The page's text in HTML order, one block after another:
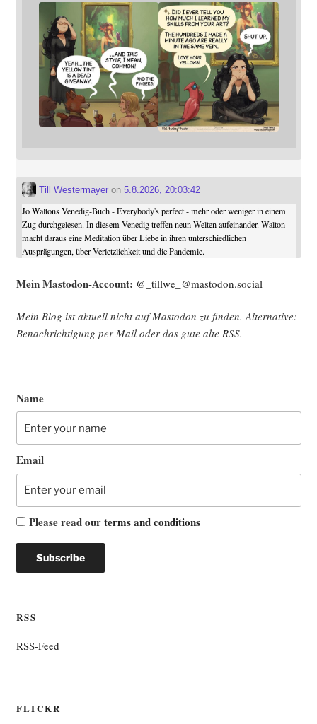
Till Westermayeron 5.8.2026, 20:03:42
Jo Waltons Venedig-Buch - Everybody's perfect - mehr oder weniger in einem
Zug durchgelesen. In diesem Venedig treffen neun Welten aufeinander. Walton
macht daraus eine Meditation über Liebe in ihren unterschiedlichen
Ausprägungen, über Verletzlichkeit und die Pandemie.
Mein Mast­o­don-Account: @_tillwe_@mastodon.social
Mein Blog ist aktu­ell nicht auf Mast­o­don zu fin­den. Alter­na­ti­ve:
Benach­rich­ti­gung per Mail oder das gute alte RSS.
Name
Email
Please read ourterms and conditions
RSS
RSS-Feed
FLICKR